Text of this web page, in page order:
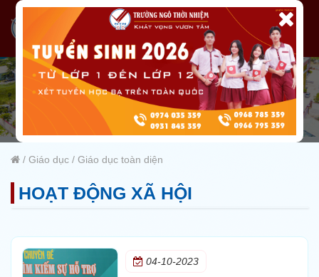
/ Giáo dục / Giáo dục toàn diện
HOẠT ĐỘNG XÃ HỘI
04-10-2023